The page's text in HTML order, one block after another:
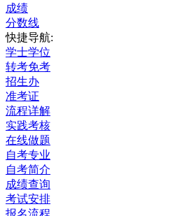
成绩
分数线
快捷导航:
学士学位
转考免考
招生办
准考证
流程详解
实践考核
在线做题
自考专业
自考简介
成绩查询
考试安排
报名流程